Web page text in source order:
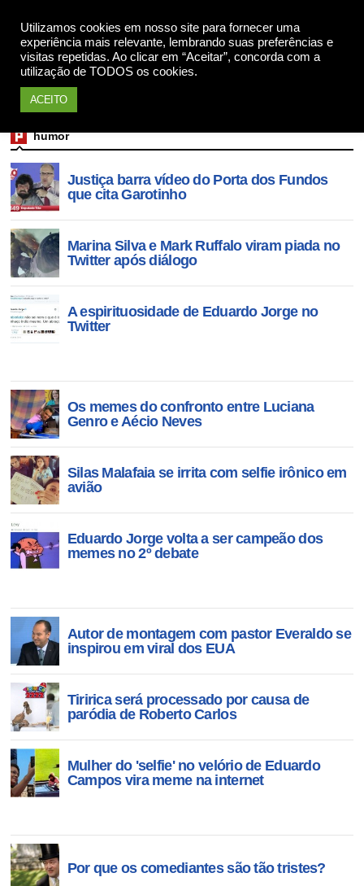
Utilizamos cookies em nosso site para fornecer uma
experiência mais relevante, lembrando suas preferências e
visitas repetidas. Ao clicar em “Aceitar”, concorda com a
utilização de TODOS os cookies.
ACEITO
humor
Justiça barra vídeo do Porta dos Fundos
que cita Garotinho
Marina Silva e Mark Ruffalo viram piada no
Twitter após diálogo
A espirituosidade de Eduardo Jorge no
Twitter
Os memes do confronto entre Luciana
Genro e Aécio Neves
Silas Malafaia se irrita com selfie irônico em
avião
Eduardo Jorge volta a ser campeão dos
memes no 2º debate
Autor de montagem com pastor Everaldo se
inspirou em viral dos EUA
Tiririca será processado por causa de
paródia de Roberto Carlos
Mulher do 'selfie' no velório de Eduardo
Campos vira meme na internet
Por que os comediantes são tão tristes?